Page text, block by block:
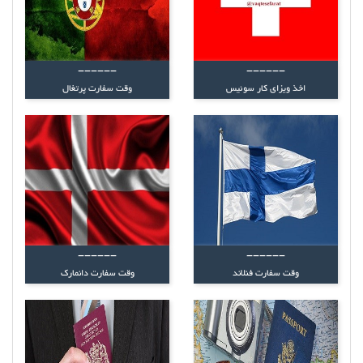
------
اخذ ویزای کار سوئیس
------
وقت سفارت پرتغال
------
وقت سفارت فنلاند
------
وقت سفارت دانمارک